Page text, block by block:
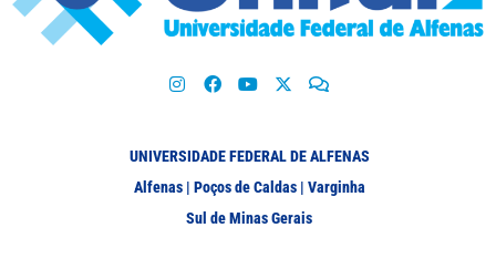
Legislação
UNIVERSIDADE FEDERAL DE ALFENAS
Alfenas | Poços de Caldas | Varginha
Sul de Minas Gerais